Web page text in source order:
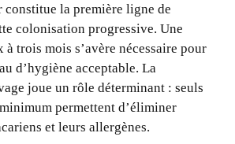
constitue la première ligne de
colonisation progressive. Une
à trois mois s’avère nécessaire pour
d’hygiène acceptable. La
joue un rôle déterminant : seuls
permettent d’éliminer
et leurs allergènes.